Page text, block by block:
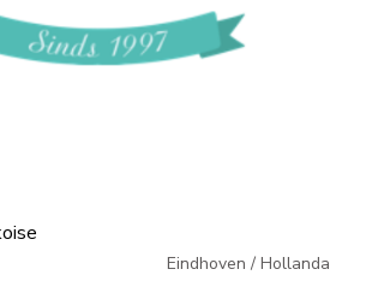
Eindhoven / Hollanda